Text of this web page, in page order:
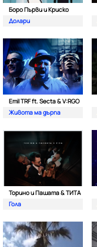
Боро Първи и Криско
Долари
Emil TRF ft. Secta & V:RGO
Живота ма дърпа
Торино и Пашата & ТИТА
Гола